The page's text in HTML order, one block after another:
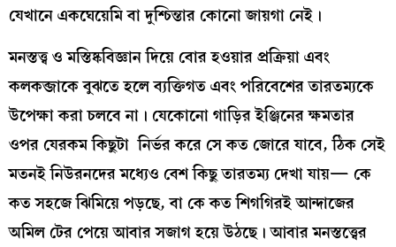
যেখানে একঘেয়েমি বা দুশ্চিন্তার কোনো জায়গা নেই।
মনস্তত্ত্ব ও মস্তিষ্কবিজ্ঞান দিয়ে বোর হওয়ার প্রক্রিয়া এবং
কলকব্জাকে বুঝতে হলে ব্যক্তিগত এবং পরিবেশের তারতম্যকে
উপেক্ষা করা চলবে না। যেকোনো গাড়ির ইঞ্জিনের ক্ষমতার
ওপর যেরকম কিছুটা নির্ভর করে সে কত জোরে যাবে, ঠিক সেই
মতনই নিউরনদের মধ্যেও বেশ কিছু তারতম্য দেখা যায়— কে
কত সহজে ঝিমিয়ে পড়ছে, বা কে কত শিগগিরই আন্দাজের
অমিল টের পেয়ে আবার সজাগ হয়ে উঠছে। আবার মনস্তত্ত্বের